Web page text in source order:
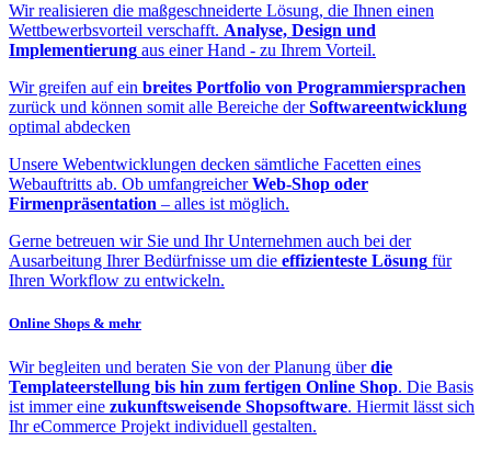
Wir realisieren die maßgeschneiderte Lösung, die Ihnen einen
Wettbewerbsvorteil verschafft. Analyse, Design und
Implementierung aus einer Hand - zu Ihrem Vorteil.
Wir greifen auf ein breites Portfolio von Programmiersprachen
zurück und können somit alle Bereiche derSoftwareentwicklung
optimal abdecken
Unsere Webentwicklungen decken sämtliche Facetten eines
Webauftritts ab. Ob umfangreicherWeb-Shop oder
Firmenpräsentation – alles ist möglich.
Gerne betreuen wir Sie und Ihr Unternehmen auch bei der
Ausarbeitung Ihrer Bedürfnisse um die effizienteste Lösung für
Ihren Workflow zu entwickeln.
Online Shops & mehr
Wir begleiten und beraten Sie von der Planung überdie
Templateerstellung bis hin zum fertigen Online Shop. Die Basis
ist immer eine zukunftsweisende Shopsoftware. Hiermit lässt sich
Ihr eCommerce Projekt individuell gestalten.